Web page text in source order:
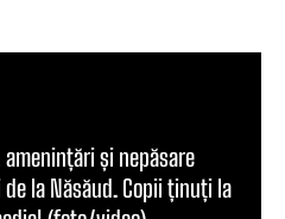
și nepăsare
la Năsăud. Copii ținuți la